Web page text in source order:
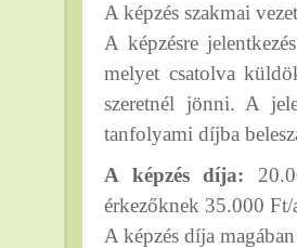
A képzés szakmai
A képzésre
melyet csatolva
szeretnél jönni. A
tanfolyami díjba
A képzés díja:
érkezőknek 35.000
A képzés díja